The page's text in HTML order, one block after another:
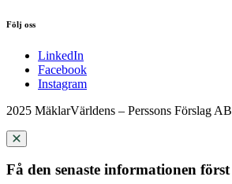
Följ oss
LinkedIn
Facebook
Instagram
2025 MäklarVärldens – Perssons Förslag AB
Få den senaste informationen först